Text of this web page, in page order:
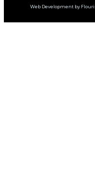
Web Development by